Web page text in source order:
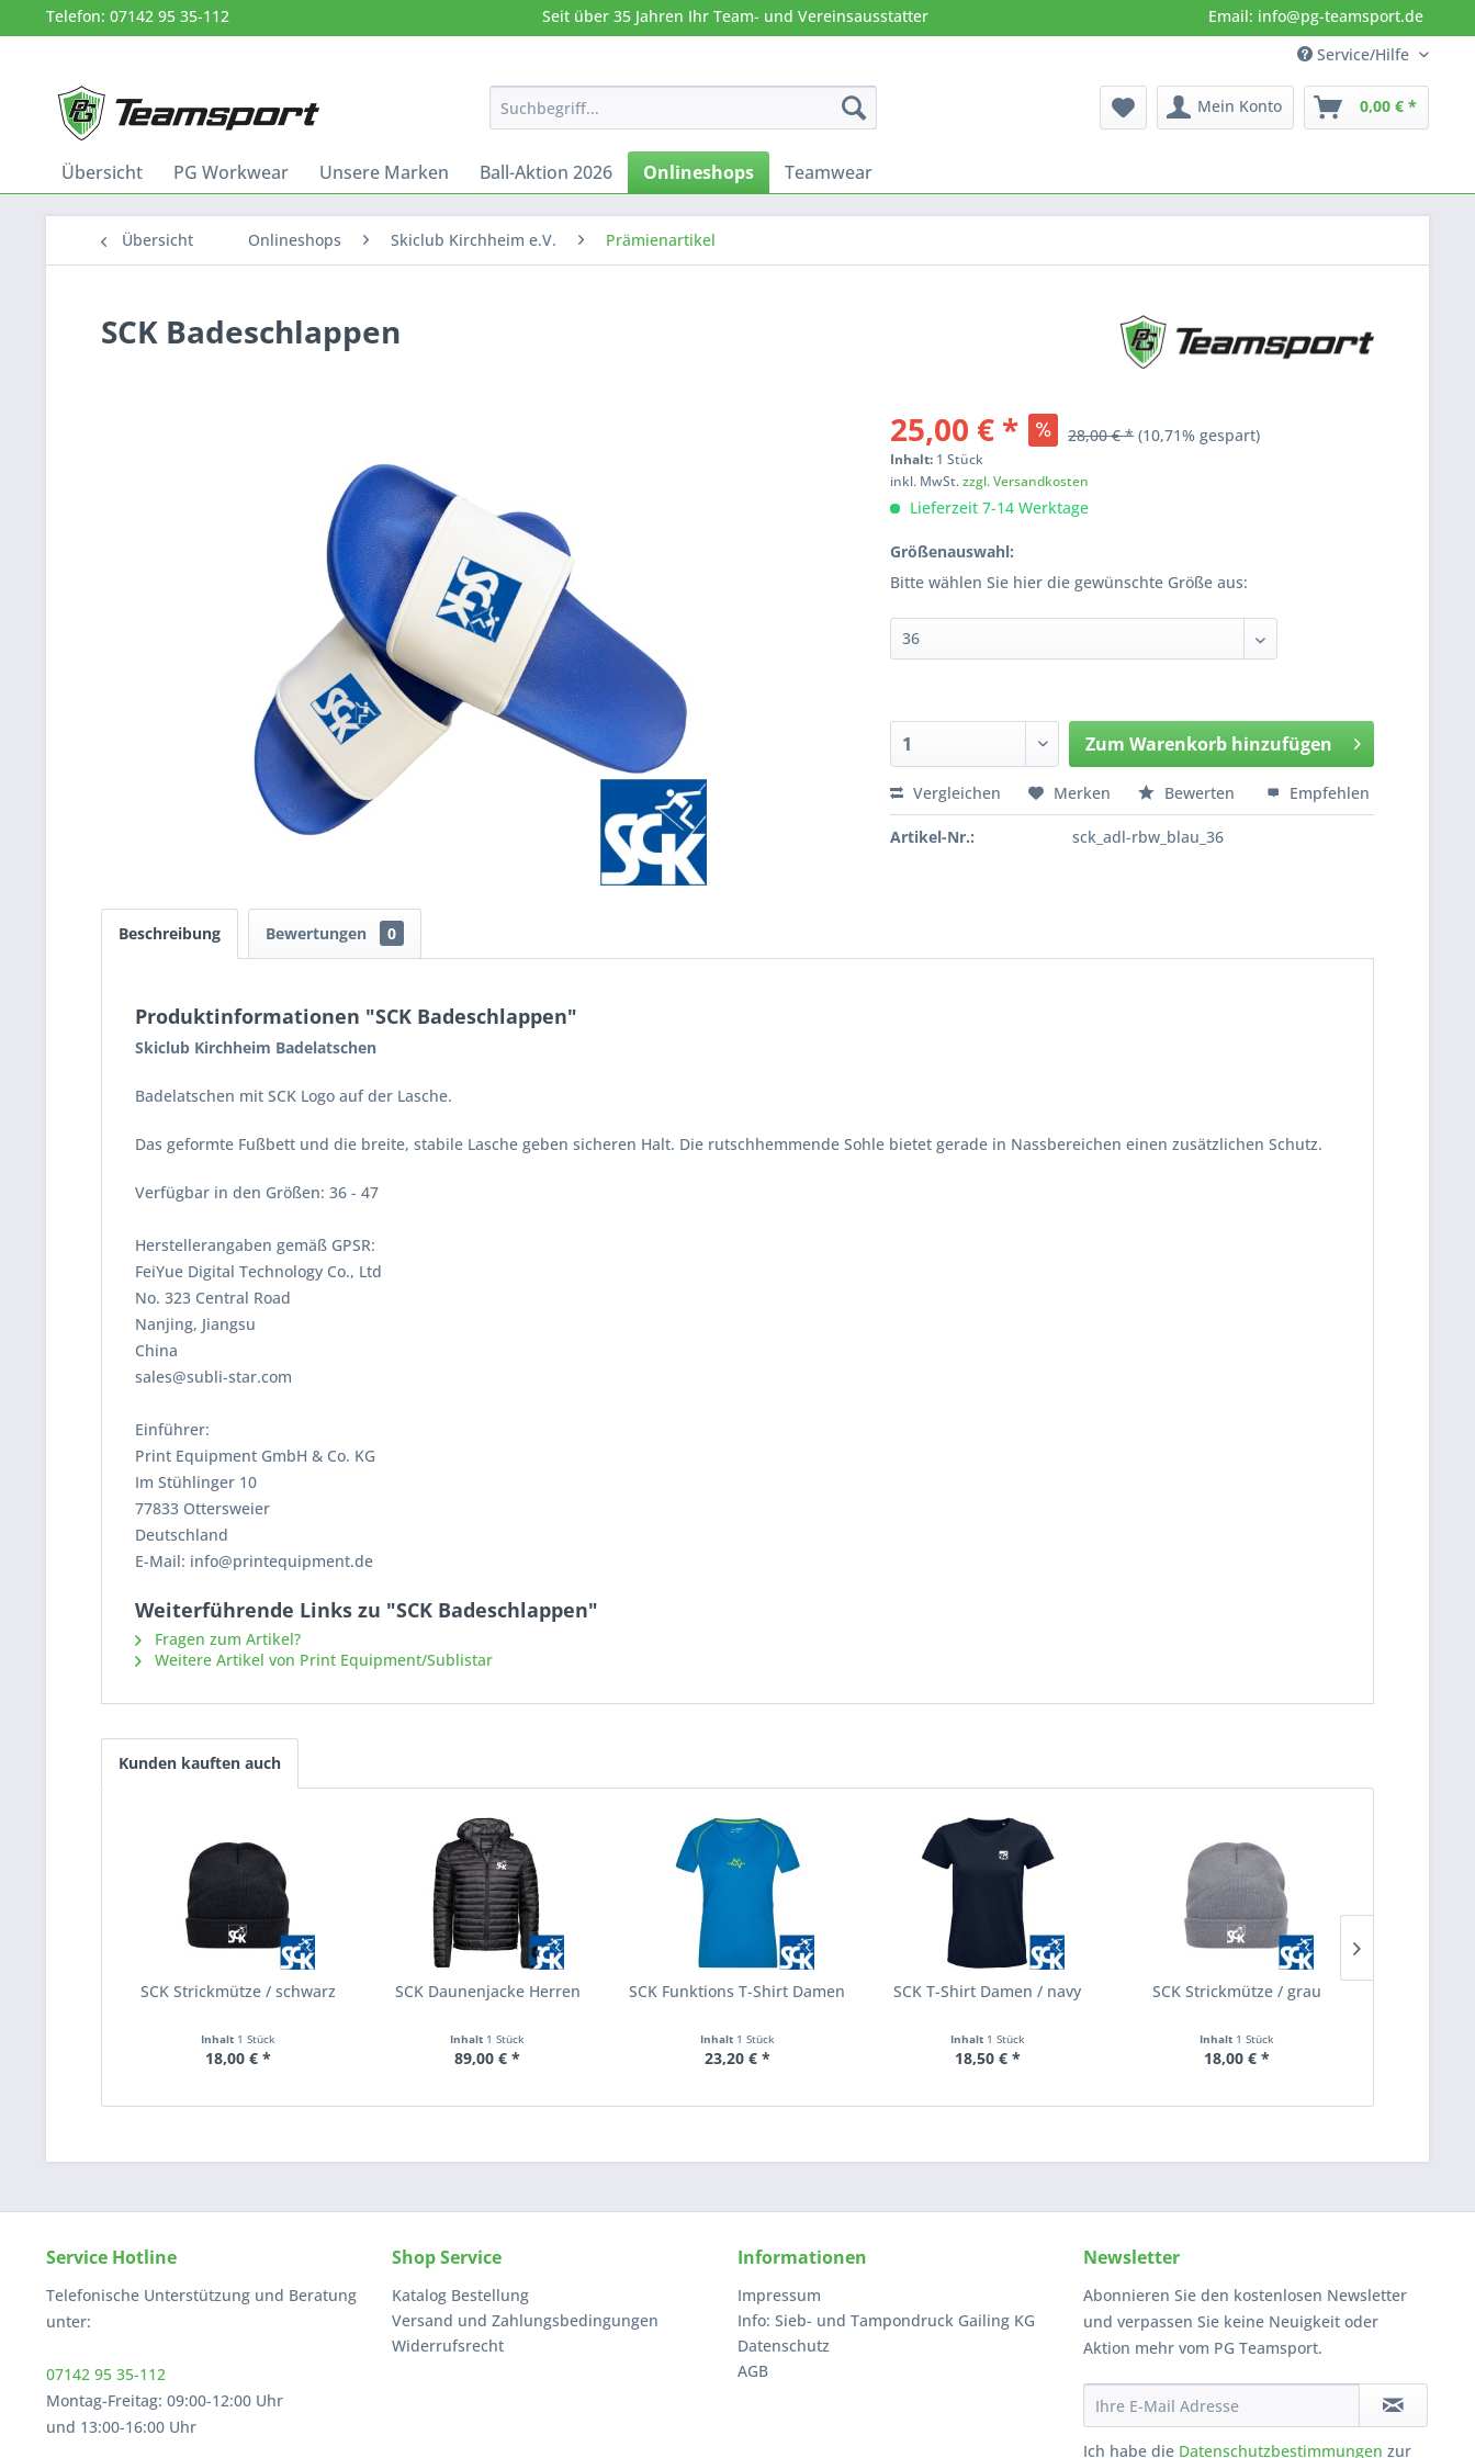
Telefon: 07142 95 35-112 Seit über 35 Jahren Ihr Team- und Vereinsausstatter
Email: info@pg-teamsport.de
Service/Hilfe
Mein Konto 0,00 € *
Übersicht PG Workwear Unsere Marken Ball-Aktion 2026 Onlineshops Teamwear
Übersicht Onlineshops Skiclub Kirchheim e.V. Prämienartikel
SCK Badeschlappen
25,00 € * 28,00 € * (10,71% gespart)
Inhalt: 1 Stück
inkl. MwSt.zzgl. Versandkosten
Lieferzeit 7-14 Werktage
Größenauswahl:
Bitte wählen Sie hier die gewünschte Größe aus:
Zum Warenkorb hinzufügen
Hinzugefügt
Vergleichen Merken Bewerten Empfehlen
Artikel-Nr.: sck_adl-rbw_blau_36
Beschreibung Bewertungen 0
Produktinformationen "SCK Badeschlappen"
Skiclub Kirchheim Badelatschen
Badelatschen mit SCK Logo auf der Lasche.
Das geformte Fußbett und die breite, stabile Lasche geben sicheren Halt. Die rutschhemmende Sohle bietet gerade in Nassbereichen einen zusätzlichen Schutz.
Verfügbar in den Größen: 36 - 47
Herstellerangaben gemäß GPSR:
FeiYue Digital Technology Co., Ltd
No. 323 Central Road
Nanjing, Jiangsu
China
sales@subli-star.com
Einführer:
Print Equipment GmbH & Co. KG
Im Stühlinger 10
77833 Ottersweier
Deutschland
E-Mail: info@printequipment.de
Weiterführende Links zu "SCK Badeschlappen"
Fragen zum Artikel?
Weitere Artikel von Print Equipment/Sublistar
Kunden kauften auch
SCK Strickmütze / schwarz
Inhalt 1 Stück
18,00 € *
SCK Daunenjacke Herren
Inhalt 1 Stück
89,00 € *
SCK Funktions T-Shirt Damen
Inhalt 1 Stück
23,20 € *
SCK T-Shirt Damen / navy
Inhalt 1 Stück
18,50 € *
SCK Strickmütze / grau
Inhalt 1 Stück
18,00 € *
Service Hotline
Telefonische Unterstützung und Beratung
unter:
07142 95 35-112
Montag-Freitag: 09:00-12:00 Uhr
und 13:00-16:00 Uhr
Shop Service
Katalog Bestellung
Versand und Zahlungsbedingungen
Widerrufsrecht
Informationen
Impressum
Info: Sieb- und Tampondruck Gailing KG
Datenschutz
AGB
Newsletter
Abonnieren Sie den kostenlosen Newsletter
und verpassen Sie keine Neuigkeit oder
Aktion mehr vom PG Teamsport.
Ich habe die Datenschutzbestimmungen zur